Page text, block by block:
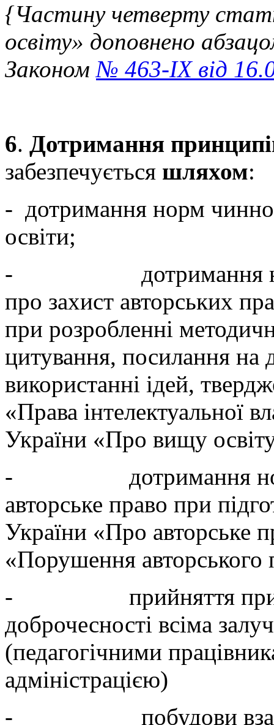
{Частину четверту
освіту» доповнено
Законом № 463-IX від
6. Дотримання
забезпечується шляхом:
- дотримання норм
освіти;
- дотримання норм
про захист авторських
при розробленні
цитування, посилання на
використанні ідей,
«Права інтелектуальної
України «Про вищу
- дотримання норм
авторське право при
України «Про авторське
«Порушення авторського
- прийняття
доброчесності всіма
(педагогічними
адміністрацією)
- побудови